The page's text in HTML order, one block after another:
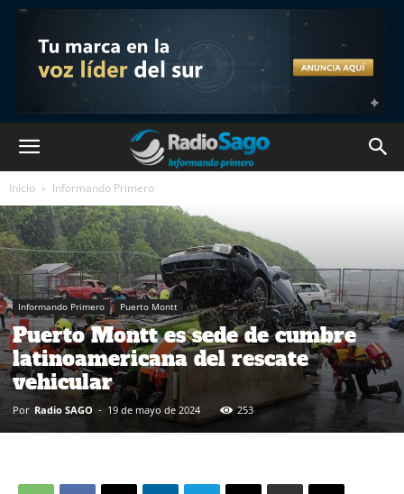
Inicio Informando Primero
Informando Primero Puerto Montt
Puerto Montt es sede de cumbre
latinoamericana del rescate
vehicular
Por Radio SAGO - 19 de mayo de 2024 253